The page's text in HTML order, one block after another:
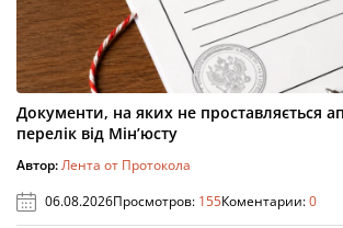
Документи, на яких не проставляється
перелік від Мін’юсту
Автор:Лента от Протокола
06.08.2026Просмотров: 155Коментарии:0